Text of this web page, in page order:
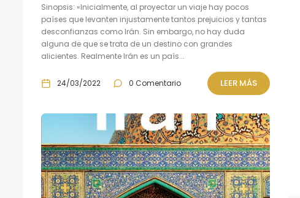
Sinopsis: «Inicialmente, al proyectar un viaje hay pocos
países que levanten injustamente tantos prejuicios y tantas
desconfianzas como Irán. Sin embargo, no hay duda
alguna de que se trata de un destino con grandes
alicientes. Realmente Irán es un país...
24/03/2022 0 Comentario LEER MÁS